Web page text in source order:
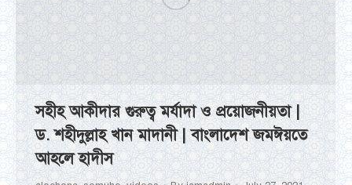
সহীহ আকীদার গুরুত্ব মর্যাদা ও প্রয়োজনীয়তা |
ড. শহীদুল্লাহ খান মাদানী | বাংলাদেশ জমঈয়তে
আহলে হাদীস